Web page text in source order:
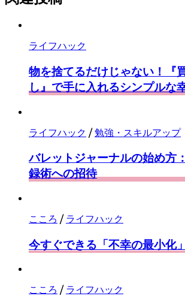
保
読
ライフハック
物を捨てるだけじゃない！『
し』で手に入れるシンプルな
ライフハック /勉強・スキルアップ
バレットジャーナルの始め方
録術への招待
こころ / ライフハック
今すぐできる「不幸の最小化
こころ / ライフハック